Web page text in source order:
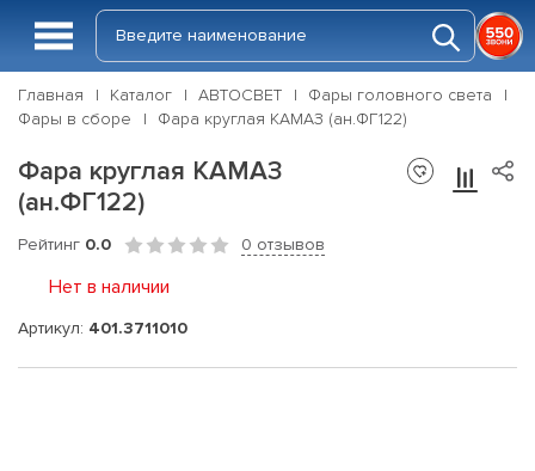
Главная Каталог АВТОСВЕТ
Фары головного света
Фары в сборе
Фара круглая КАМАЗ (ан.ФГ122)
Фара круглая КАМАЗ
(ан.ФГ122)
Рейтинг 0.0 0 отзывов
Нет в наличии
Артикул: 401.3711010